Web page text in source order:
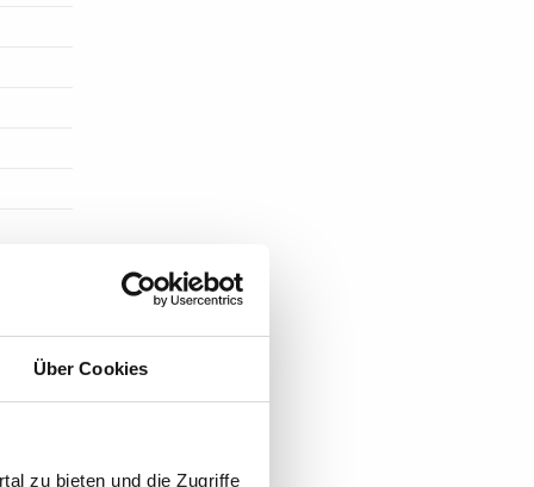
Über Cookies
zu bieten und die Zugriffe